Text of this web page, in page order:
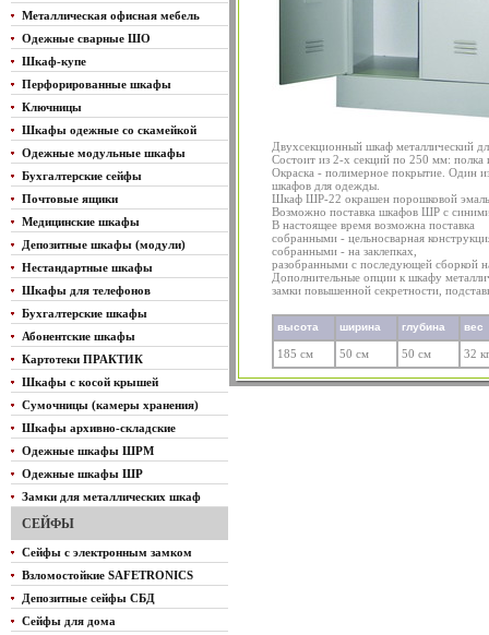
Металлическая офисная мебель
Одежные сварные ШО
Шкаф-купе
Перфорированные шкафы
Ключницы
Шкафы одежные со скамейкой
Одежные модульные шкафы
Бухгалтерские сейфы
Почтовые ящики
Медицинские шкафы
Депозитные шкафы (модули)
Нестандартные шкафы
Шкафы для телефонов
Бухгалтерские шкафы
Абонентские шкафы
Картотеки ПРАКТИК
Шкафы с косой крышей
Сумочницы (камеры хранения)
Шкафы архивно-складские
Одежные шкафы ШРМ
Одежные шкафы ШР
Замки для металлических шкаф
СЕЙФЫ
Сейфы с электронным замком
Взломостойкие SAFETRONICS
Депозитные сейфы СБД
Сейфы для дома
Двухсекционный шкаф металлический
Состоит из 2-х секций по 250 мм: полка
Окраска - полимерное покрытие. Один
шкафов для одежды.
Шкаф ШР-22 окрашен порошковой
Возможно поставка шкафов ШР с
В настоящее время возможна поставка
собранными - цельносварная
собранными - на заклепках,
разобранными с последующей сборкой
Дополнительные опции к шкафу
замки повышенной секретности,
высота ширина глубина вес
185 см 50 см 50 см 32